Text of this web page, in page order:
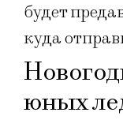
будет
куда
юных